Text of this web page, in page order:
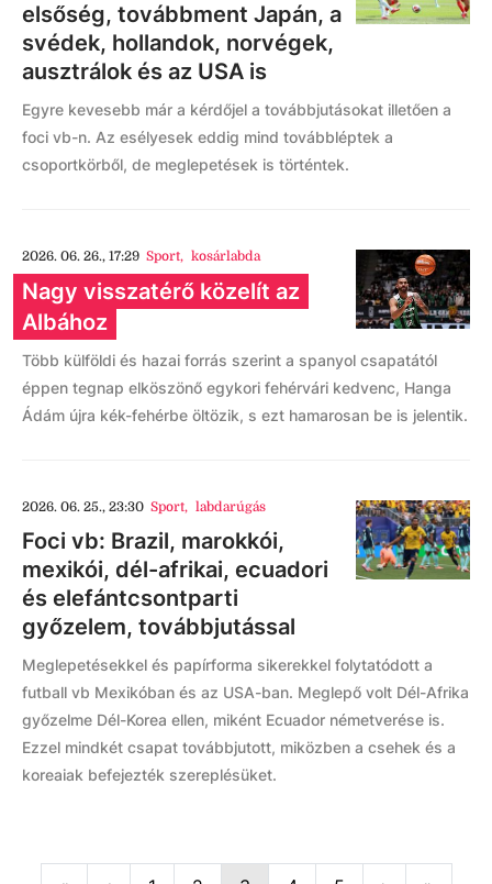
elsőség, továbbment Japán, a
svédek, hollandok, norvégek,
ausztrálok és az USA is
Egyre kevesebb már a kérdőjel a továbbjutásokat illetően a
foci vb-n. Az esélyesek eddig mind továbbléptek a
csoportkörből, de meglepetések is történtek.
2026. 06. 26., 17:29 Sport, kosárlabda
Nagy visszatérő közelít az
Albához
Több külföldi és hazai forrás szerint a spanyol csapatától
éppen tegnap elköszönő egykori fehérvári kedvenc, Hanga
Ádám újra kék-fehérbe öltözik, s ezt hamarosan be is jelentik.
2026. 06. 25., 23:30 Sport, labdarúgás
Foci vb: Brazil, marokkói,
mexikói, dél-afrikai, ecuadori
és elefántcsontparti
győzelem, továbbjutással
Meglepetésekkel és papírforma sikerekkel folytatódott a
futball vb Mexikóban és az USA-ban. Meglepő volt Dél-Afrika
győzelme Dél-Korea ellen, miként Ecuador németverése is.
Ezzel mindkét csapat továbbjutott, miközben a csehek és a
koreaiak befejezték szereplésüket.